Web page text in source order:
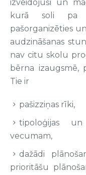
izveidojuši un
kurā soli pa
pašorganizēties
audzināšanas
nav citu skolu
bērna
Tie ir
pašizziņas rīki,
tipoloģijas
vecumam,
dažādi
prioritāšu